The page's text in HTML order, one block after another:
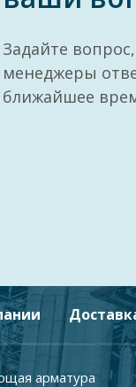
Задайте
менеджеры
ближайшее
арматура